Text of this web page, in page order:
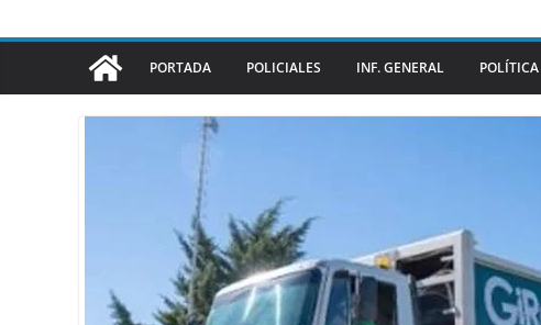
PORTADA POLICIALES INF. GENERAL POLÍTICA